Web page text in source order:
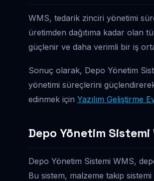
WMS, tedarik zinciri yönetimi
üretimden dağıtıma kadar olan
güçlenir ve daha verimli bir iş
Sonuç olarak, Depo Yönetim
yönetimi süreçlerini
edinmek için Yazılım Geliştirme
Depo Yönetim Sistemi
Depo Yönetim Sistemi WMS,
Bu sistem, malzeme takip